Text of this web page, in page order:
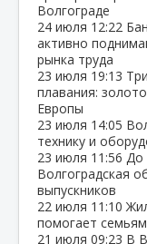
Волгограде
24 июля 12:22
активно
рынка труда
23 июля 19:13
плавания:
Европы
23 июля 14:05
технику и
23 июля 11:56 До
Волгоградская
выпускников
22 июля 11:10
помогает
21 июля 09:23 В